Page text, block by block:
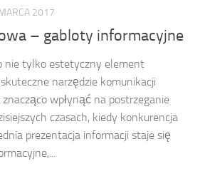
2017
– gabloty informacyjne
nie tylko estetyczny element
narzędzie komunikacji
wpłynąć na postrzeganie
czasach, kiedy konkurencja
prezentacja informacji staje się